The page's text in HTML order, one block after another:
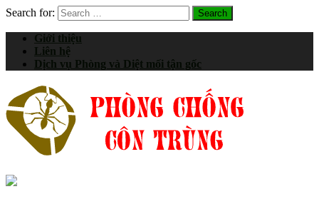
Search for:
Giới thiệu
Liên hệ
Dịch vụ Phòng và Diệt mối tận gốc